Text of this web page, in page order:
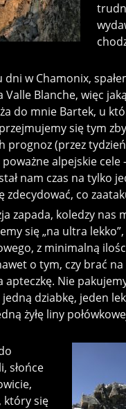
dni w Chamonix,
Valle Blanche, więc
do mnie Bartek, u
się tym
prognoz (przez
alpejskie cele
nam czas na tylko
zdecydować, co
zapada, koledzy nas
się „na ultra
z minimalną
o tym, czy brać
apteczkę. Nie
dziabkę, jeden
żyłę liny
słońce
który się